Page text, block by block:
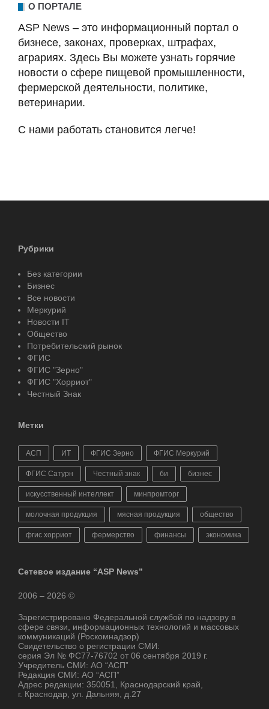
О ПОРТАЛЕ
ASP News – это информационный портал о
бизнесе, законах, проверках, штрафах,
аграриях. Здесь Вы можете узнать горячие
новости о сфере пищевой промышленности,
фермерской деятельности, политике,
ветеринарии.
С нами работать становится легче!
Рубрики
Без категории
Бизнес
Все новости
Меркурий
Новости IT
Общество
Потребительский рынок
ФГИС
ФГИС "Зерно"
ФГИС "Хорриот"
Честный Знак
Метки
АСП ИТ ФГИС Зерно ФГИС Меркурий
ФГИС Сатурн Честный знак би бизнес
искусственный интеллект минпромторг
молочная продукция мясная продукция общество
фгис хорриот фермерство финансы экономика
Сетевое издание “ASP News”
2006 – 2026 ©
Зарегистрировано Федеральной службой по надзору в
сфере связи, информационных технологий и массовых
коммуникаций (Роскомнадзор)
Свидетельство о регистрации СМИ:
серия Эл № ФС77-76702 от 06 сентября 2019 г.
Учредитель СМИ: АО “АСП”
Редакция СМИ: АО “АСП”
Адрес редакции: 350051, Краснодарский край,
г. Краснодар, ул. Дальняя, д.27